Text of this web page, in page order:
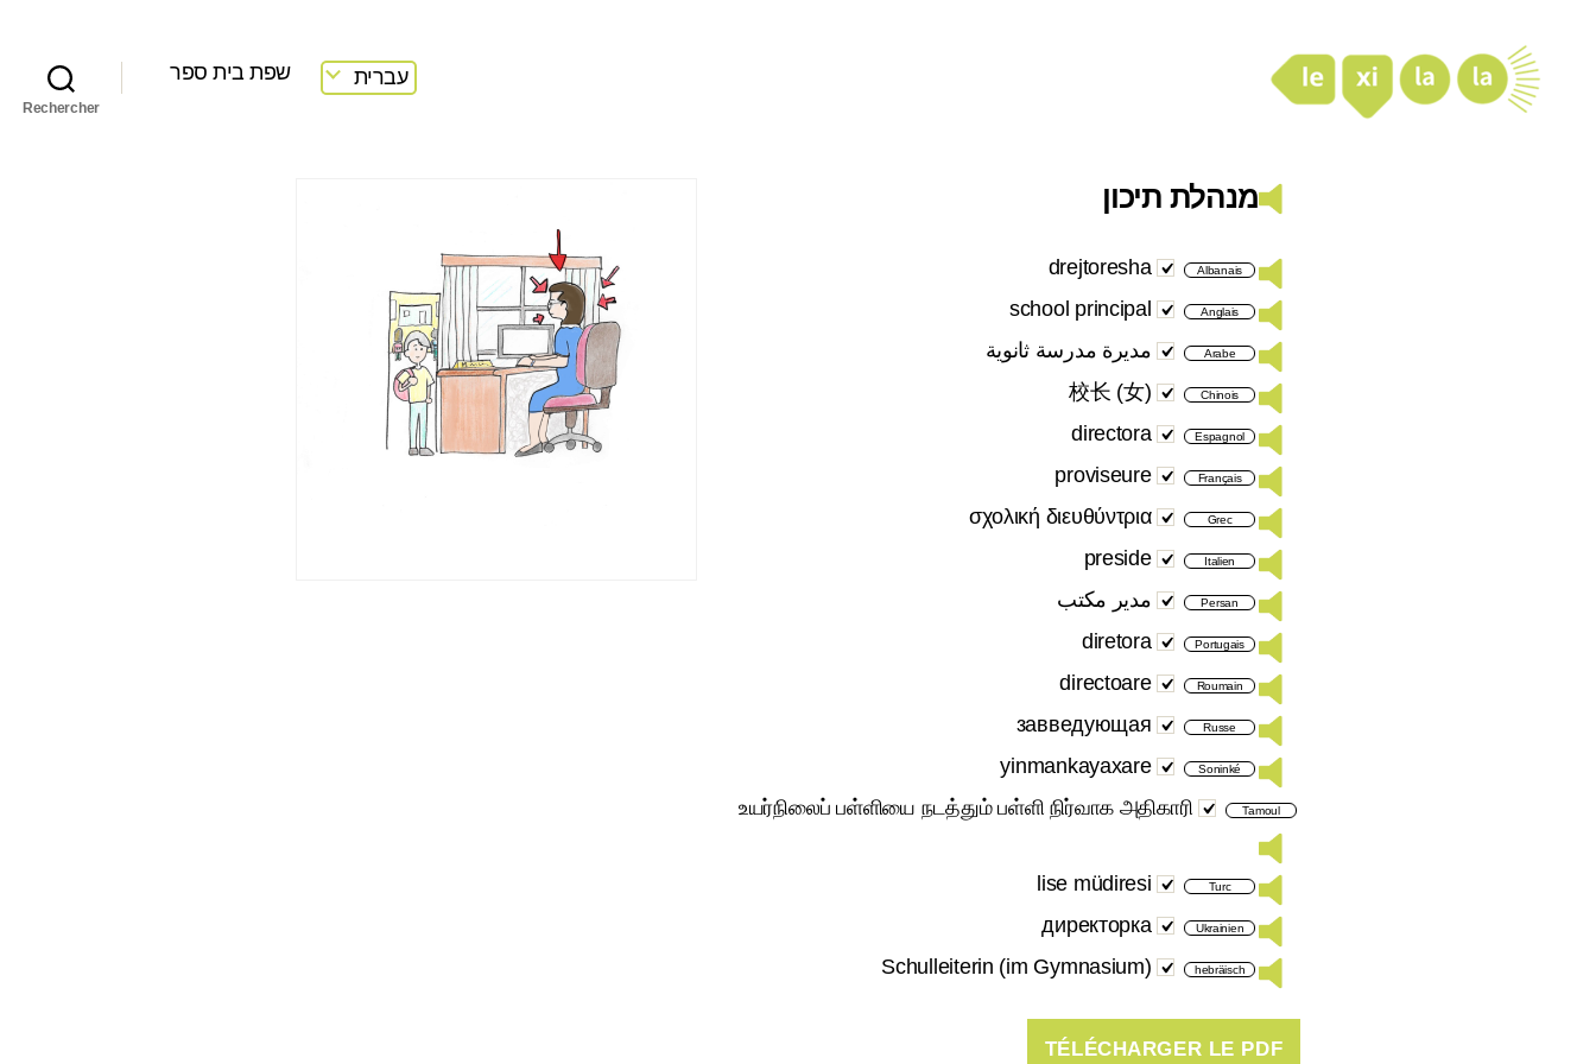
עברית שפת בית ספר
Rechercher
מנהלת תיכון
Albanais
drejtoresha
Anglais
school principal
Arabe مديرة مدرسة ثانوية
Chinois
校长 (女)
Espagnol
directora
Français
proviseure
Grec
σχολική διευθύντρια
Italien
preside
Persan مدیر مکتب
Portugais
diretora
Roumain
directoare
Russe
завведующая
Soninké
yinmankayaxare
Tamoul
உயர்நிலைப் பள்ளியை நடத்தும் பள்ளி நிர்வாக அதிகாரி
Turc
lise müdiresi
Ukrainien
директорка
hebräisch
Schulleiterin (im Gymnasium)